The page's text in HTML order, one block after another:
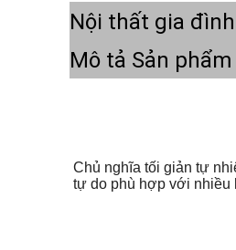
Nội thất gia
Mô tả Sản phẩm
Chủ nghĩa tối giản tự
tự do phù hợp với nhiều